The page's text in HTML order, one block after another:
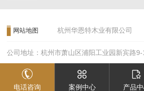
网站地图 杭州华恩特木业有限公司
公司地址：杭州市萧山区浦阳工业园新宾路9-
电话咨询 案例中心 产品